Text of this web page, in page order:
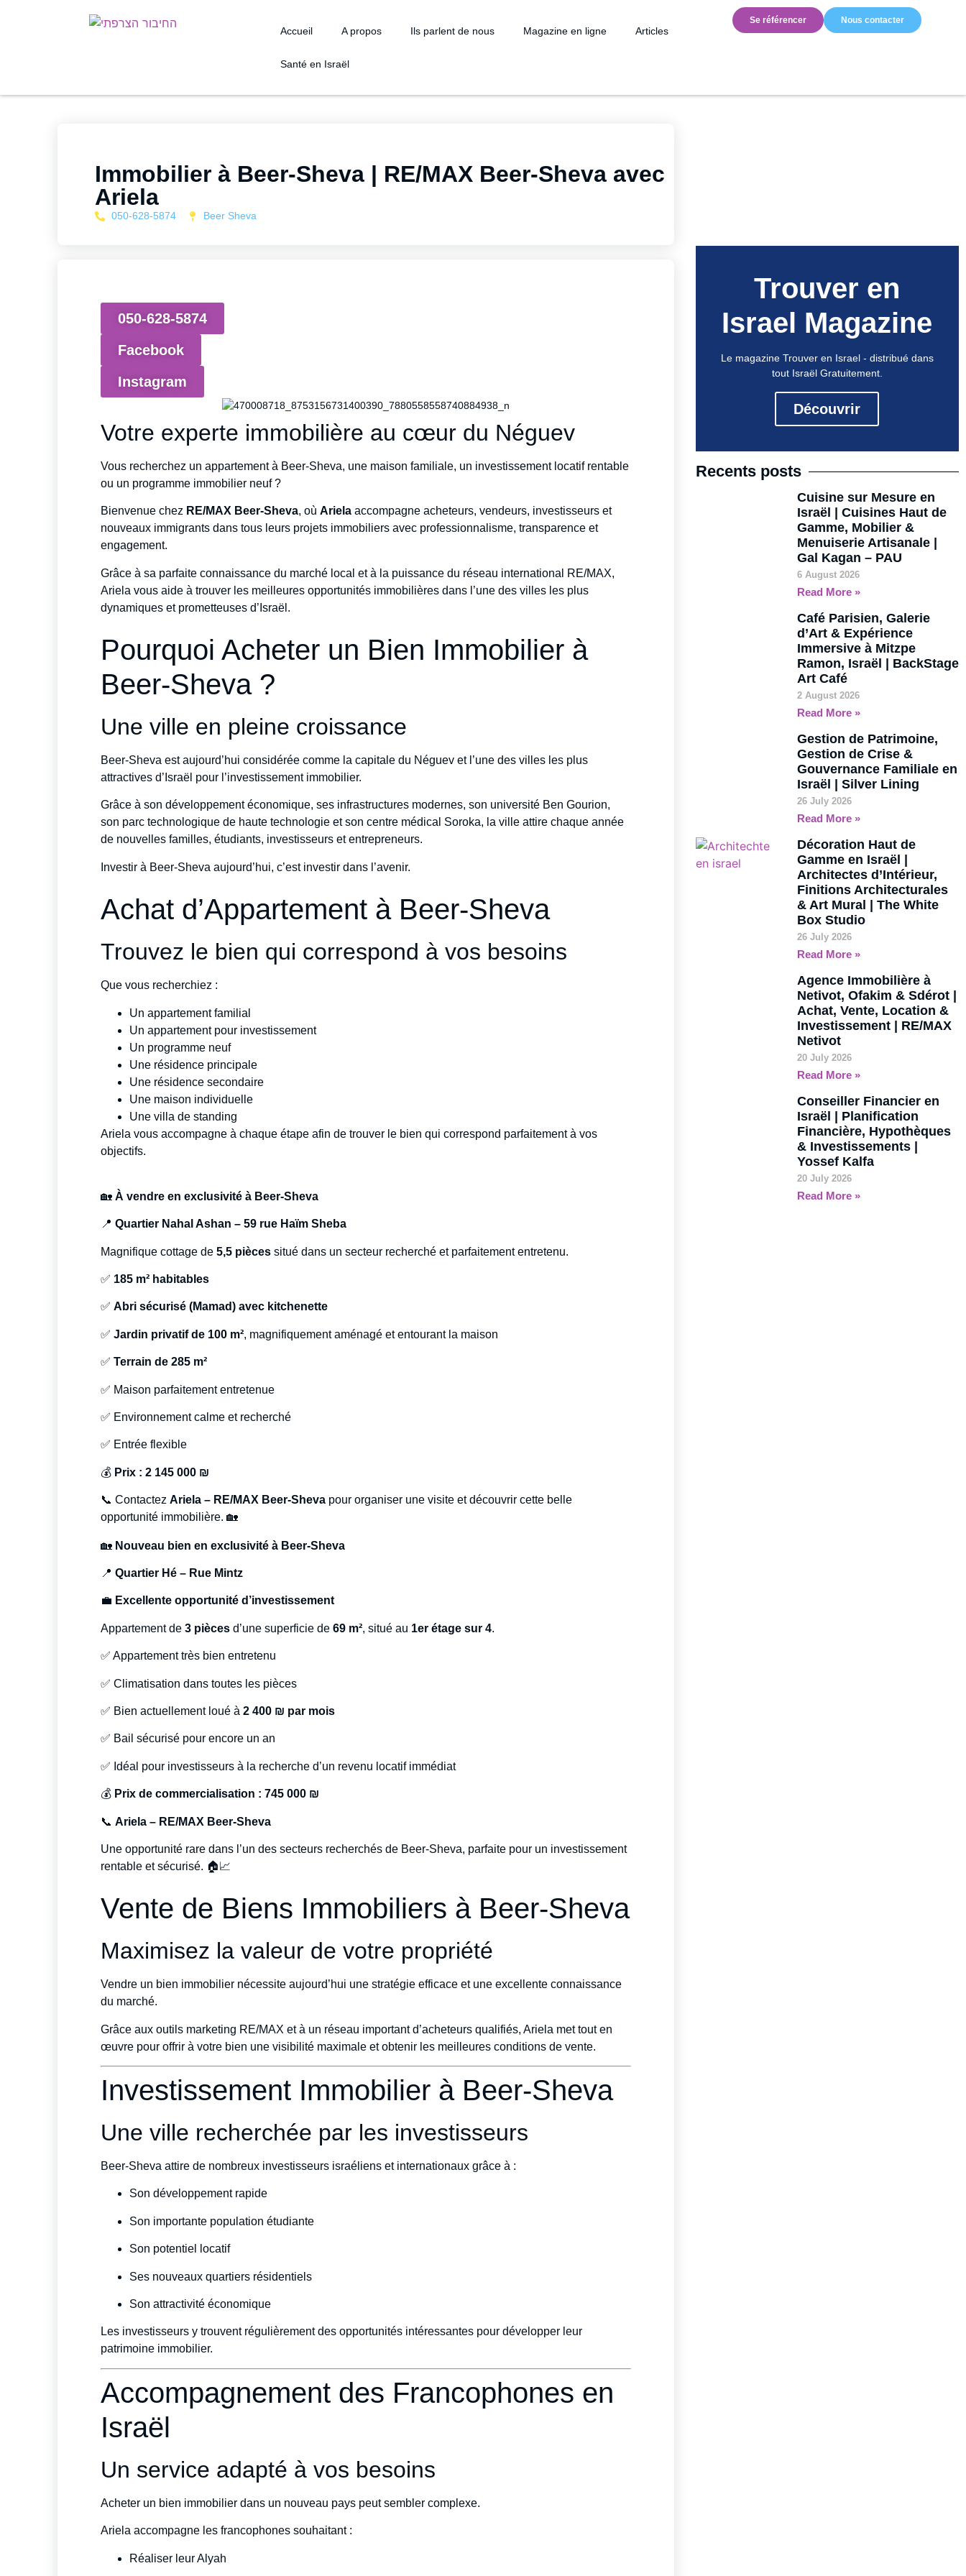
Accueil A propos Ils parlent de nous Magazine en ligne Articles
Santé en Israël
Se référencer Nous contacter
Immobilier à Beer-Sheva | RE/MAX Beer-Sheva avec
Ariela
050-628-5874 Beer Sheva
050-628-5874
Facebook
Instagram
Votre experte immobilière au cœur du Néguev
Vous recherchez un appartement à Beer-Sheva, une maison familiale, un investissement locatif rentable
ou un programme immobilier neuf ?
Bienvenue chez RE/MAX Beer-Sheva, où Ariela accompagne acheteurs, vendeurs, investisseurs et
nouveaux immigrants dans tous leurs projets immobiliers avec professionnalisme, transparence et
engagement.
Grâce à sa parfaite connaissance du marché local et à la puissance du réseau international RE/MAX,
Ariela vous aide à trouver les meilleures opportunités immobilières dans l’une des villes les plus
dynamiques et prometteuses d’Israël.
Pourquoi Acheter un Bien Immobilier à
Beer-Sheva ?
Une ville en pleine croissance
Beer-Sheva est aujourd’hui considérée comme la capitale du Néguev et l’une des villes les plus
attractives d’Israël pour l’investissement immobilier.
Grâce à son développement économique, ses infrastructures modernes, son université Ben Gourion,
son parc technologique de haute technologie et son centre médical Soroka, la ville attire chaque année
de nouvelles familles, étudiants, investisseurs et entrepreneurs.
Investir à Beer-Sheva aujourd’hui, c’est investir dans l’avenir.
Achat d’Appartement à Beer-Sheva
Trouvez le bien qui correspond à vos besoins
Que vous recherchiez :
Un appartement familial
Un appartement pour investissement
Un programme neuf
Une résidence principale
Une résidence secondaire
Une maison individuelle
Une villa de standing
Ariela vous accompagne à chaque étape afin de trouver le bien qui correspond parfaitement à vos
objectifs.
🏡 À vendre en exclusivité à Beer-Sheva
📍 Quartier Nahal Ashan – 59 rue Haïm Sheba
Magnifique cottage de 5,5 pièces situé dans un secteur recherché et parfaitement entretenu.
✅ 185 m² habitables
✅ Abri sécurisé (Mamad) avec kitchenette
✅ Jardin privatif de 100 m², magnifiquement aménagé et entourant la maison
✅ Terrain de 285 m²
✅ Maison parfaitement entretenue
✅ Environnement calme et recherché
✅ Entrée flexible
💰 Prix : 2 145 000 ₪
📞 Contactez Ariela – RE/MAX Beer-Sheva pour organiser une visite et découvrir cette belle
opportunité immobilière. 🏡
🏡 Nouveau bien en exclusivité à Beer-Sheva
📍 Quartier Hé – Rue Mintz
💼 Excellente opportunité d’investissement
Appartement de 3 pièces d’une superficie de 69 m², situé au 1er étage sur 4.
✅ Appartement très bien entretenu
✅ Climatisation dans toutes les pièces
✅ Bien actuellement loué à 2 400 ₪ par mois
✅ Bail sécurisé pour encore un an
✅ Idéal pour investisseurs à la recherche d’un revenu locatif immédiat
💰 Prix de commercialisation : 745 000 ₪
📞 Ariela – RE/MAX Beer-Sheva
Une opportunité rare dans l’un des secteurs recherchés de Beer-Sheva, parfaite pour un investissement
rentable et sécurisé. 🏠📈
Vente de Biens Immobiliers à Beer-Sheva
Maximisez la valeur de votre propriété
Vendre un bien immobilier nécessite aujourd’hui une stratégie efficace et une excellente connaissance
du marché.
Grâce aux outils marketing RE/MAX et à un réseau important d’acheteurs qualifiés, Ariela met tout en
œuvre pour offrir à votre bien une visibilité maximale et obtenir les meilleures conditions de vente.
Investissement Immobilier à Beer-Sheva
Une ville recherchée par les investisseurs
Beer-Sheva attire de nombreux investisseurs israéliens et internationaux grâce à :
Son développement rapide
Son importante population étudiante
Son potentiel locatif
Ses nouveaux quartiers résidentiels
Son attractivité économique
Les investisseurs y trouvent régulièrement des opportunités intéressantes pour développer leur
patrimoine immobilier.
Accompagnement des Francophones en
Israël
Un service adapté à vos besoins
Acheter un bien immobilier dans un nouveau pays peut sembler complexe.
Ariela accompagne les francophones souhaitant :
Réaliser leur Alyah
Trouver en
Israel Magazine
Le magazine Trouver en Israel - distribué dans
tout Israël Gratuitement.
Découvrir
Recents posts
Cuisine sur Mesure en
Israël | Cuisines Haut de
Gamme, Mobilier &
Menuiserie Artisanale |
Gal Kagan – PAU
6 August 2026
Read More »
Café Parisien, Galerie
d’Art & Expérience
Immersive à Mitzpe
Ramon, Israël | BackStage
Art Café
2 August 2026
Read More »
Gestion de Patrimoine,
Gestion de Crise &
Gouvernance Familiale en
Israël | Silver Lining
26 July 2026
Read More »
Décoration Haut de
Gamme en Israël |
Architectes d’Intérieur,
Finitions Architecturales
& Art Mural | The White
Box Studio
26 July 2026
Read More »
Agence Immobilière à
Netivot, Ofakim & Sdérot |
Achat, Vente, Location &
Investissement | RE/MAX
Netivot
20 July 2026
Read More »
Conseiller Financier en
Israël | Planification
Financière, Hypothèques
& Investissements |
Yossef Kalfa
20 July 2026
Read More »